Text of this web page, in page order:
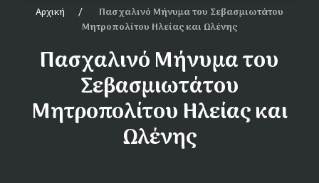
Αρχική
Πασχαλινό Μήνυμα του Σεβασμιωτάτου
Μητροπολίτου Ηλείας και Ωλένης
Πασχαλινό Μήνυμα του
Σεβασμιωτάτου
Μητροπολίτου Ηλείας και
Ωλένης